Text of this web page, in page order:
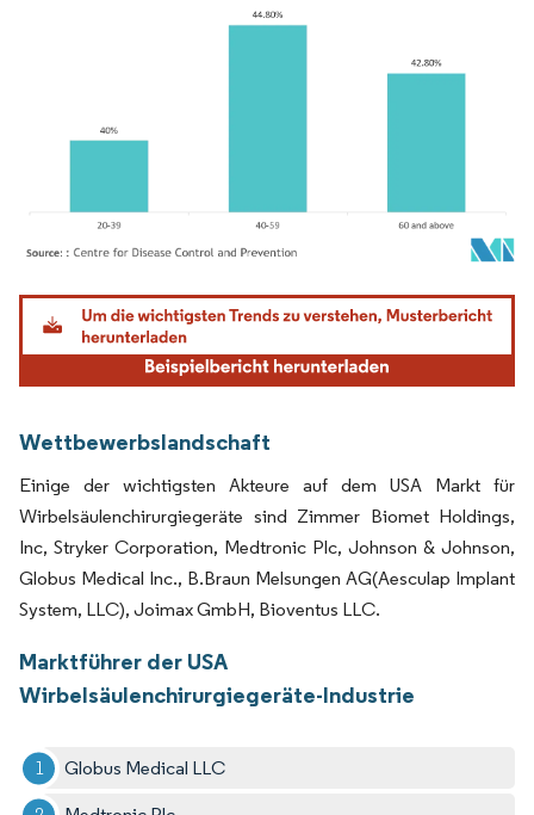
Bild © Mordor Intelligence. Wiederverwendung erfordert Namensnennung gemäß
Wettbewerbslandschaft
Einige der wichtigsten Akteure auf dem USA Markt für
Wirbelsäulenchirurgiegeräte sind Zimmer Biomet Holdings,
Inc, Stryker Corporation, Medtronic Plc, Johnson & Johnson,
Globus Medical Inc., B.Braun Melsungen AG(Aesculap Implant
System, LLC), Joimax GmbH, Bioventus LLC.
Marktführer der USA
Wirbelsäulenchirurgiegeräte-Industrie
Globus Medical LLC